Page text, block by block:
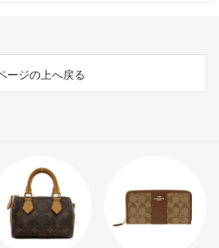
ージの上へ戻る